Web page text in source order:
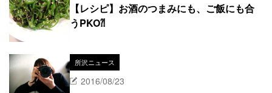
【レシピ】お酒のつまみにも、ご飯にも合
うPKO⁈
所沢ニュース
2016/08/23